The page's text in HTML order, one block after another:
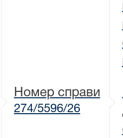
Номер справи
274/5596/26